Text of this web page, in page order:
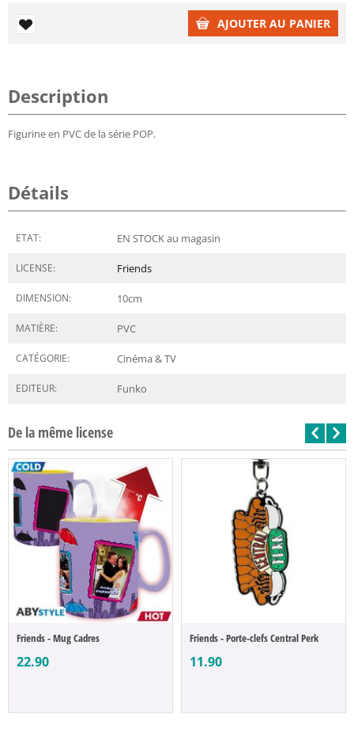
AJOUTER AU PANIER
Description
Figurine en PVC de la série POP.
Détails
ETAT: EN STOCK au magasin
LICENSE: Friends
DIMENSION: 10cm
MATIÈRE: PVC
CATÉGORIE: Cinéma & TV
EDITEUR: Funko
De la même license
Friends - Mug Cadres
22.90
Friends - Porte-clefs Central Perk
11.90